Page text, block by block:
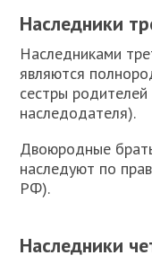
Наследники
Наследниками
являются
сестры
наследодателя).
Двоюродные
наследуют по
РФ).
Наследники